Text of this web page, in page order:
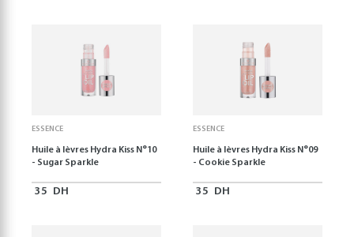
ESSENCE
Huile à lèvres Hydra Kiss N°10
- Sugar Sparkle
35 DH
ESSENCE
Huile à lèvres Hydra Kiss N°09
- Cookie Sparkle
35 DH